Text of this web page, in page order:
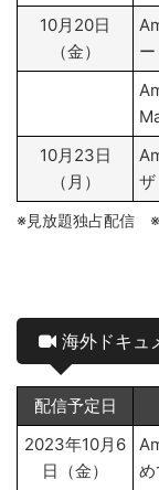
10月20日
（金）
10月23日
（月）
※見放題独占配信
海外ドキュ
配信予定日
2023年10月6
日（金）
め